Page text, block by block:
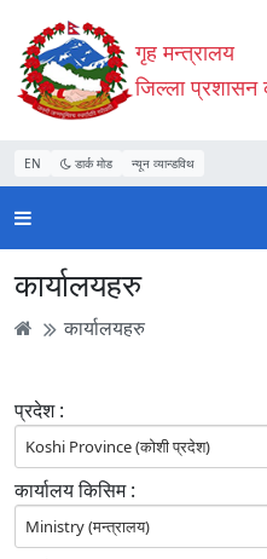
Accessibility
Mode
सुरु
गर्नुहोस्
सामाग्री
पढ्नुहाेस्
नेभिगेसन
पढ्नुहाेस्
वेबसाइट
खोजमा
जानुहोस्
गृह मन्त्रालय
जिल्ला
EN डार्क मोड न्यून व्यान्डविथ
कार्यालयहरु
कार्यालयहरु
प्रदेश :
Koshi Province (कोशी प्रदेश)
कार्यालय किसिम :
Ministry (मन्त्रालय)